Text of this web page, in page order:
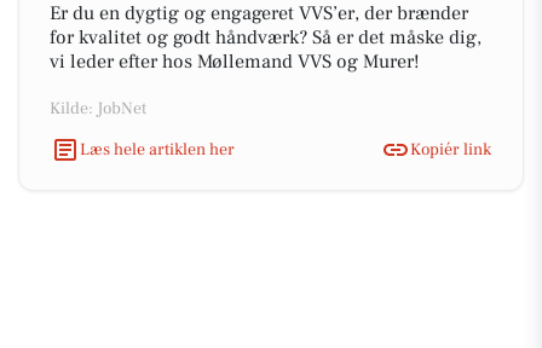
Er du en dygtig og engageret VVS’er, der brænder
for kvalitet og godt håndværk? Så er det måske dig,
vi leder efter hos Møllemand VVS og Murer!
Kilde: JobNet
Læs hele artiklen her
Kopiér link